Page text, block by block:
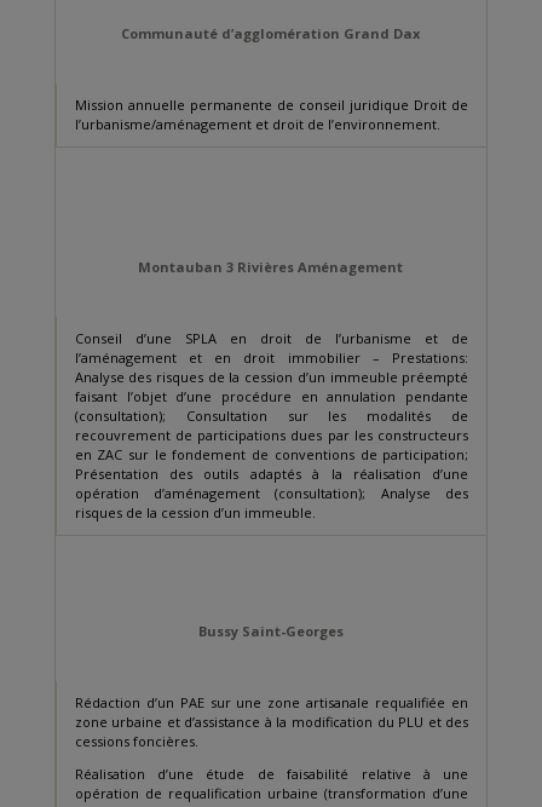
Communauté d’agglomération Grand Dax
Mission annuelle permanente de conseil juridique Droit de
l’urbanisme/aménagement et droit de l’environnement.
Montauban 3 Rivières Aménagement
Conseil d’une SPLA en droit de l’urbanisme et de
l’aménagement et en droit immobilier – Prestations:
Analyse des risques de la cession d’un immeuble préempté
faisant l’objet d’une procédure en annulation pendante
(consultation); Consultation sur les modalités de
recouvrement de participations dues par les constructeurs
en ZAC sur le fondement de conventions de participation;
Présentation des outils adaptés à la réalisation d’une
opération d’aménagement (consultation); Analyse des
risques de la cession d’un immeuble.
Bussy Saint-Georges
Rédaction d’un PAE sur une zone artisanale requalifiée en
zone urbaine et d’assistance à la modification du PLU et des
cessions foncières.
Réalisation d’une étude de faisabilité relative à une
opération de requalification urbaine (transformation d’une